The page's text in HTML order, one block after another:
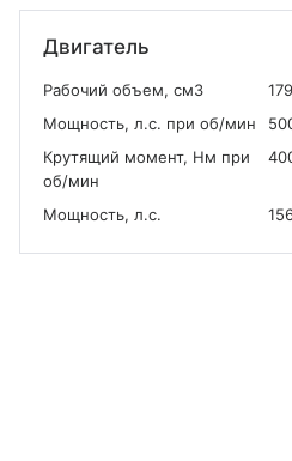
Двигатель
Рабочий объем, см3
Мощность, л.с. при об/мин
Крутящий момент, Нм при
об/мин
Мощность, л.с.